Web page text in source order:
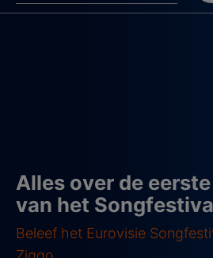
Alles over de
van het
Beleef het Eurovisie